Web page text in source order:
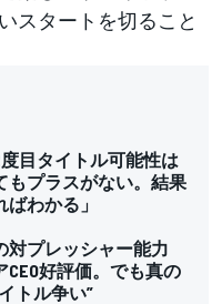
スタートを切ること
目タイトル可能性は
もプラスがない。結果
わかる」
対プレッシャー能力
好評価。でも真の
トル争い”